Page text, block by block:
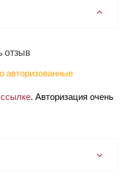
отзыв
авторизованные
. Авторизация очень